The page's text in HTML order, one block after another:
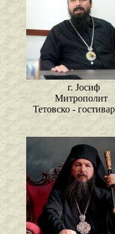
г. Јосиф
Митрополит
Тетовско -